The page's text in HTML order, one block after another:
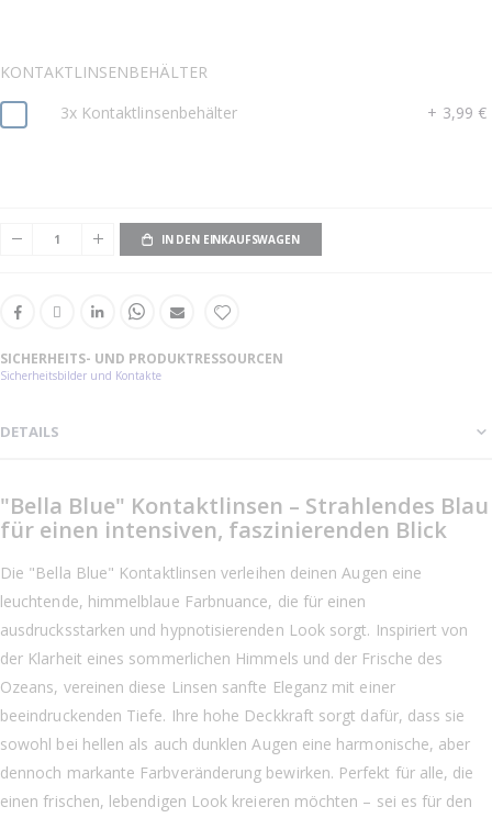
KONTAKTLINSENBEHÄLTER
3x Kontaktlinsenbehälter
+ 3,99 €
IN DEN EINKAUFSWAGEN
SICHERHEITS- UND PRODUKTRESSOURCEN
Sicherheitsbilder und Kontakte
DETAILS
"Bella Blue" Kontaktlinsen – Strahlendes Blau
für einen intensiven, faszinierenden Blick
Die "Bella Blue" Kontaktlinsen verleihen deinen Augen eine
leuchtende, himmelblaue Farbnuance, die für einen
ausdrucksstarken und hypnotisierenden Look sorgt. Inspiriert von
der Klarheit eines sommerlichen Himmels und der Frische des
Ozeans, vereinen diese Linsen sanfte Eleganz mit einer
beeindruckenden Tiefe. Ihre hohe Deckkraft sorgt dafür, dass sie
sowohl bei hellen als auch dunklen Augen eine harmonische, aber
dennoch markante Farbveränderung bewirken. Perfekt für alle, die
einen frischen, lebendigen Look kreieren möchten – sei es für den